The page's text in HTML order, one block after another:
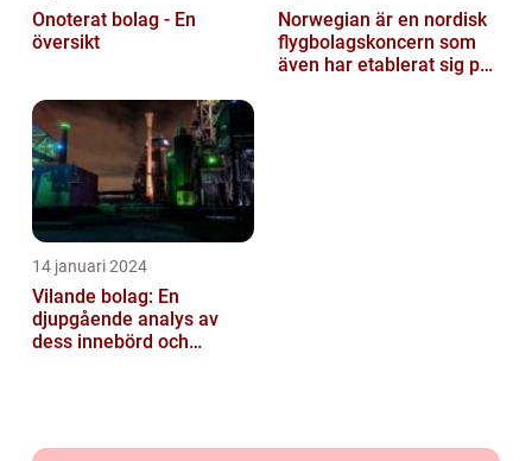
Onoterat bolag - En
översikt
Norwegian är en nordisk
flygbolagskoncern som
även har etablerat sig på
14 januari 2024
Vilande bolag: En
djupgående analys av
dess innebörd och